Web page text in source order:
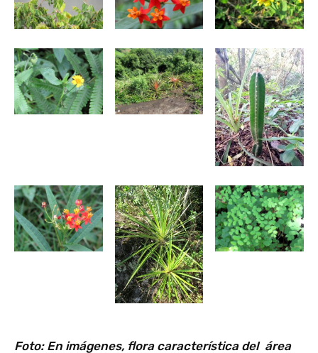
Foto: En imágenes, flora característica del área